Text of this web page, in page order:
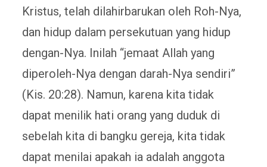
Kristus, telah dilahirbarukan oleh Roh-Nya,
dan hidup dalam persekutuan yang hidup
dengan-Nya. Inilah “jemaat Allah yang
diperoleh-Nya dengan darah-Nya sendiri”
(Kis. 20:28). Namun, karena kita tidak
dapat menilik hati orang yang duduk di
sebelah kita di bangku gereja, kita tidak
dapat menilai apakah ia adalah anggota